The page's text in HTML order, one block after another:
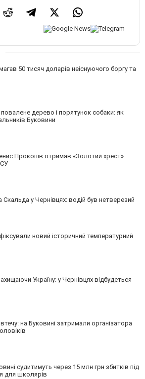
50 тисяч доларів неіснуючого боргу та
дерево і порятунок собаки: як
Буковини
Прокопів отримав «Золотий хрест»
у Чернівцях: водій був нетверезий
новий історичний температурний
Україну: у Чернівцях відбудеться
на Буковині затримали організатора
судитимуть через 15 млн грн збитків під
для школярів